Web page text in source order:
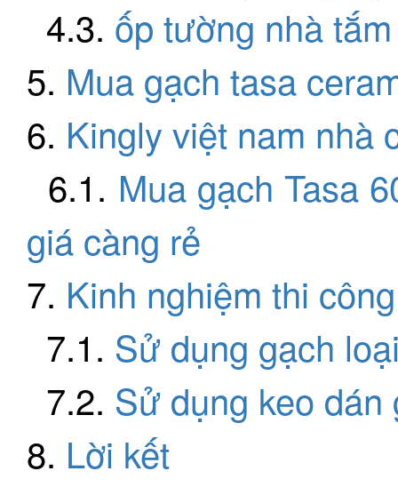
4.3. ốp tường nhà tắm
5. Mua gạch tasa
6. Kingly việt nam nhà
6.1. Mua gạch Tasa
giá càng rẻ
7. Kinh nghiệm thi
7.1. Sử dụng gạch
7.2. Sử dụng keo
8. Lời kết